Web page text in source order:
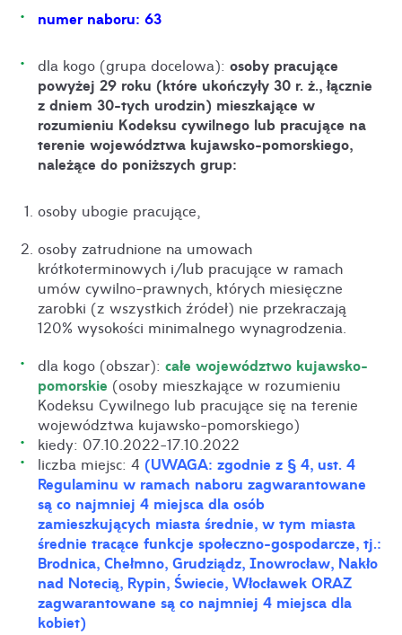
numer naboru: 63
dla kogo (grupa docelowa):osoby pracujące
powyżej 29 roku (które ukończyły 30 r. ż., łącznie
z dniem 30-tych urodzin) mieszkające w
rozumieniu Kodeksu cywilnego lub pracujące na
terenie województwa kujawsko-pomorskiego,
należące do poniższych grup:
osoby ubogie pracujące,
osoby zatrudnione na umowach
krótkoterminowych i/lub pracujące w ramach
umów cywilno-prawnych, których miesięczne
zarobki (z wszystkich źródeł) nie przekraczają
120% wysokości minimalnego wynagrodzenia.
dla kogo (obszar):całe województwo kujawsko-
pomorskie (osoby mieszkające w rozumieniu
Kodeksu Cywilnego lub pracujące się na terenie
województwa kujawsko-pomorskiego)
kiedy: 07.10.2022-17.10.2022
liczba miejsc: 4 (UWAGA: zgodnie z § 4, ust. 4
Regulaminu w ramach naboru zagwarantowane
są co najmniej 4 miejsca dla osób
zamieszkujących miasta średnie, w tym miasta
średnie tracące funkcje społeczno-gospodarcze, tj.:
Brodnica, Chełmno, Grudziądz, Inowrocław, Nakło
nad Notecią, Rypin, Świecie, Włocławek ORAZ
zagwarantowane są co najmniej 4 miejsca dla
kobiet)